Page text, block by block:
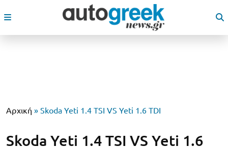
Αρχική » Skoda Yeti 1.4 TSI VS Yeti 1.6 TDI
Skoda Yeti 1.4 TSI VS Yeti 1.6